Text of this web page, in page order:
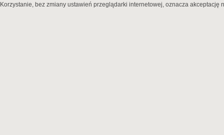
Korzystanie, bez zmiany ustawień przeglądarki internetowej, oznacza akceptację